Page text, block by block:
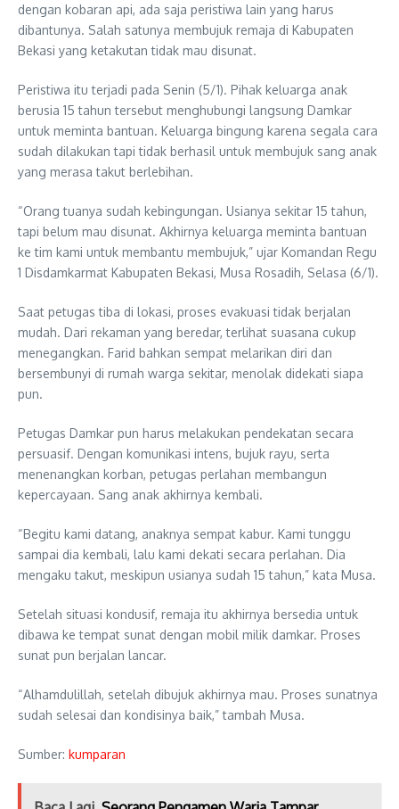
dengan kobaran api, ada saja peristiwa lain yang harus
dibantunya. Salah satunya membujuk remaja di Kabupaten
Bekasi yang ketakutan tidak mau disunat.
Peristiwa itu terjadi pada Senin (5/1). Pihak keluarga anak
berusia 15 tahun tersebut menghubungi langsung Damkar
untuk meminta bantuan. Keluarga bingung karena segala cara
sudah dilakukan tapi tidak berhasil untuk membujuk sang anak
yang merasa takut berlebihan.
“Orang tuanya sudah kebingungan. Usianya sekitar 15 tahun,
tapi belum mau disunat. Akhirnya keluarga meminta bantuan
ke tim kami untuk membantu membujuk,” ujar Komandan Regu
1 Disdamkarmat Kabupaten Bekasi, Musa Rosadih, Selasa (6/1).
Saat petugas tiba di lokasi, proses evakuasi tidak berjalan
mudah. Dari rekaman yang beredar, terlihat suasana cukup
menegangkan. Farid bahkan sempat melarikan diri dan
bersembunyi di rumah warga sekitar, menolak didekati siapa
pun.
Petugas Damkar pun harus melakukan pendekatan secara
persuasif. Dengan komunikasi intens, bujuk rayu, serta
menenangkan korban, petugas perlahan membangun
kepercayaan. Sang anak akhirnya kembali.
“Begitu kami datang, anaknya sempat kabur. Kami tunggu
sampai dia kembali, lalu kami dekati secara perlahan. Dia
mengaku takut, meskipun usianya sudah 15 tahun,” kata Musa.
Setelah situasi kondusif, remaja itu akhirnya bersedia untuk
dibawa ke tempat sunat dengan mobil milik damkar. Proses
sunat pun berjalan lancar.
“Alhamdulillah, setelah dibujuk akhirnya mau. Proses sunatnya
sudah selesai dan kondisinya baik,” tambah Musa.
Sumber: kumparan